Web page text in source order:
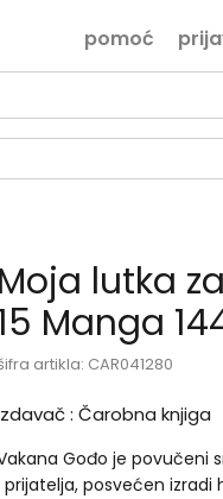
pomoć
Moja lutka
Manga
artikla: CAR041280
: Čarobna knjiga
Gođo je povučeni
prijatelja, posvećen izradi